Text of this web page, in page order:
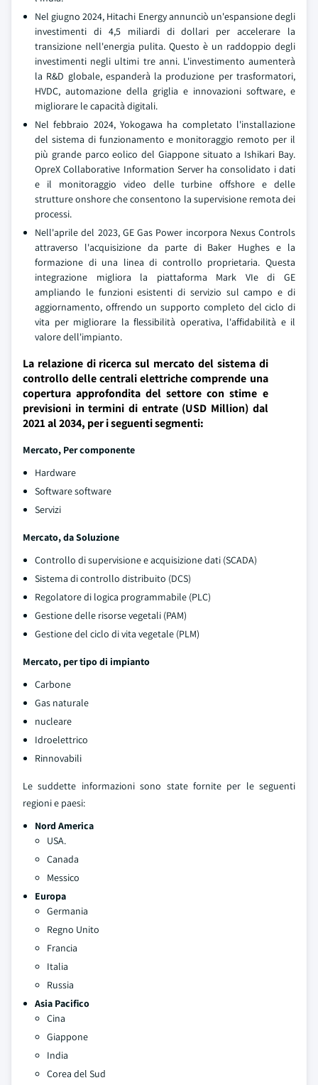
Nel giugno 2024, Hitachi Energy annunciò un'espansione degli
investimenti di 4,5 miliardi di dollari per accelerare la
transizione nell'energia pulita. Questo è un raddoppio degli
investimenti negli ultimi tre anni. L'investimento aumenterà
la R&D globale, espanderà la produzione per trasformatori,
HVDC, automazione della griglia e innovazioni software, e
migliorare le capacità digitali.
Nel febbraio 2024, Yokogawa ha completato l'installazione
del sistema di funzionamento e monitoraggio remoto per il
più grande parco eolico del Giappone situato a Ishikari Bay.
OpreX Collaborative Information Server ha consolidato i dati
e il monitoraggio video delle turbine offshore e delle
strutture onshore che consentono la supervisione remota dei
processi.
Nell'aprile del 2023, GE Gas Power incorpora Nexus Controls
attraverso l'acquisizione da parte di Baker Hughes e la
formazione di una linea di controllo proprietaria. Questa
integrazione migliora la piattaforma Mark VIe di GE
ampliando le funzioni esistenti di servizio sul campo e di
aggiornamento, offrendo un supporto completo del ciclo di
vita per migliorare la flessibilità operativa, l'affidabilità e il
valore dell'impianto.
La relazione di ricerca sul mercato del sistema di
controllo delle centrali elettriche comprende una
copertura approfondita del settore con stime e
previsioni in termini di entrate (USD Million) dal
2021 al 2034, per i seguenti segmenti:
Mercato, Per componente
Hardware
Software software
Servizi
Mercato, da Soluzione
Controllo di supervisione e acquisizione dati (SCADA)
Sistema di controllo distribuito (DCS)
Regolatore di logica programmabile (PLC)
Gestione delle risorse vegetali (PAM)
Gestione del ciclo di vita vegetale (PLM)
Mercato, per tipo di impianto
Carbone
Gas naturale
nucleare
Idroelettrico
Rinnovabili
Le suddette informazioni sono state fornite per le seguenti
regioni e paesi:
Nord America
USA.
Canada
Messico
Europa
Germania
Regno Unito
Francia
Italia
Russia
Asia Pacifico
Cina
Giappone
India
Corea del Sud